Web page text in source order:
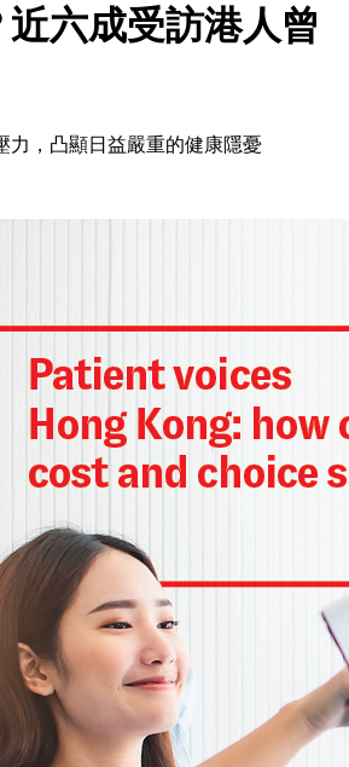
六成受訪港人曾
力，凸顯日益嚴重的健康隱憂